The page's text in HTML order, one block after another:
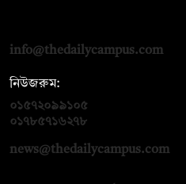
info@thedailycampus.com
নিউজরুম:
০১৫৭২০৯৯১০৫
০১৭৮৫৭১৬২৭৮
news@thedailycampus.com